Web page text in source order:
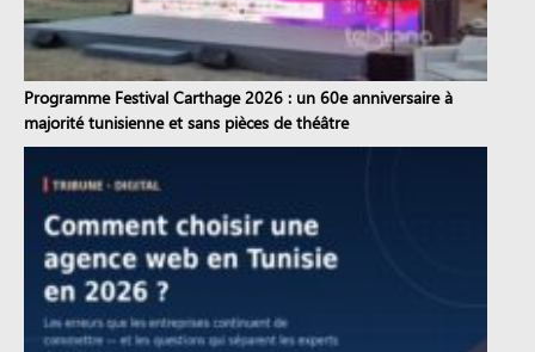
Programme Festival Carthage 2026 : un 60e anniversaire à
majorité tunisienne et sans pièces de théâtre